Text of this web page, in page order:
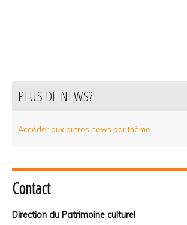
PLUS DE NEWS?
Accéder aux autres news par thème.
Contact
Direction du Patrimoine culturel